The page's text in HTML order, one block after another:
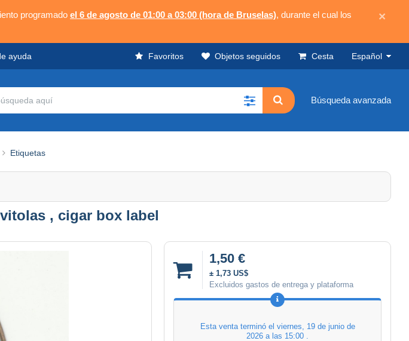
programado el 6 de agosto de 01:00 a 03:00 (hora de Bruselas), durante el cual los
×
ayuda Favoritos Objetos seguidos Cesta Español
Búsqueda avanzada
Etiquetas
, cigar box label
1,50 €
± 1,73 US$
Excluidos gastos de entrega y plataforma
Esta venta terminó el viernes, 19 de junio de
2026 a las 15:00